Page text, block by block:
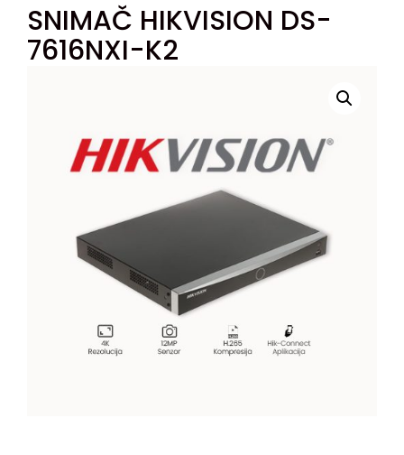
SNIMAČ HIKVISION DS-
7616NXI-K2